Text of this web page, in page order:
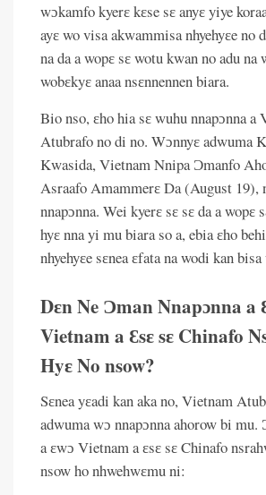
wɔkamfo kyerɛ kɛse sɛ anyɛ yiye
ayɛ wo visa akwammisa nhyehyɛe no
na da a wopɛ sɛ wotu kwan no adu na
wobɛkyɛ anaa nsɛnnennen biara.
Bio nso, ɛho hia sɛ wuhu nnapɔnna a
Atubrafo no di no. Wɔnnyɛ adwuma
Kwasida, Vietnam Nnipa Ɔmanfo
Asraafo Amammerɛ Da (August 19),
nnapɔnna. Wei kyerɛ sɛ sɛ da a wopɛ
hyɛ nna yi mu biara so a, ebia ɛho
nhyehyɛe sɛnea ɛfata na wodi kan
Dɛn Ne Ɔman Nnapɔnna a
Vietnam a Ɛsɛ sɛ Chinafo
Hyɛ No nsow?
Sɛnea yɛadi kan aka no, Vietnam
adwuma wɔ nnapɔnna ahorow bi mu.
a ɛwɔ Vietnam a ɛsɛ sɛ Chinafo
nsow ho nhwehwɛmu ni: